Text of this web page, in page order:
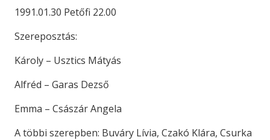
1991.01.30 Petőfi 22.00
Szereposztás:
Károly – Usztics Mátyás
Alfréd – Garas Dezső
Emma – Császár Angela
A többi szerepben: Buváry Lívia, Czakó Klára, Csurka